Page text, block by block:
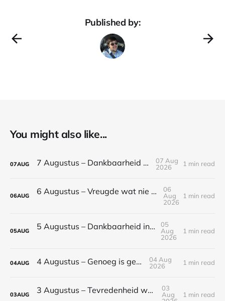
Published by:
You might also like...
07AUG 7 Augustus – Dankbaarheid bring rus
07 Aug
2026
1 min read
06AUG 6 Augustus – Vreugde wat nie afhanklik is nie
06
Aug
2026
1 min read
05AUG 5 Augustus – Dankbaarheid in moeilike tye
05
Aug
2026
1 min read
04AUG 4 Augustus – Genoeg is genoeg
04 Aug
2026
1 min read
03AUG 3 Augustus – Tevredenheid word aangeleer
03
Aug
1 min read